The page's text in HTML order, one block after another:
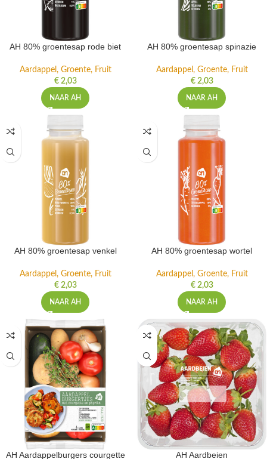
AH 80% groentesap rode biet
Aardappel, Groente, Fruit
€2,03
NAAR AH
AH 80% groentesap spinazie
Aardappel, Groente, Fruit
€2,03
NAAR AH
AH 80% groentesap venkel
Aardappel, Groente, Fruit
€2,03
NAAR AH
AH 80% groentesap wortel
Aardappel, Groente, Fruit
€2,03
NAAR AH
AH Aardappelburgers courgette
AH Aardbeien